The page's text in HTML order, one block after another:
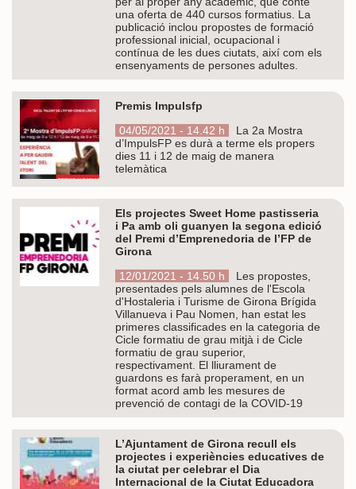
una oferta de 440 cursos formatius. La
publicació inclou propostes de formació
professional inicial, ocupacional i
contínua de les dues ciutats, així com els
ensenyaments de persones adultes.
Premis Impulsfp
04/05/2021 - 14.42 h
La 2a Mostra
d’ImpulsFP es durà a terme els propers
dies 11 i 12 de maig de manera
telemàtica
Els projectes Sweet Home pastisseria
i Pa amb oli guanyen la segona edició
del Premi d’Emprenedoria de l’FP de
Girona
12/01/2021 - 14.50 h
Les propostes,
presentades pels alumnes de l'Escola
d'Hostaleria i Turisme de Girona Brígida
Villanueva i Pau Nomen, han estat les
primeres classificades en la categoria de
Cicle formatiu de grau mitjà i de Cicle
formatiu de grau superior,
respectivament. El lliurament de
guardons es farà properament, en un
format acord amb les mesures de
prevenció de contagi de la COVID-19
L’Ajuntament de Girona recull els
projectes i experiències educatives de
la ciutat per celebrar el Dia
Internacional de la Ciutat Educadora